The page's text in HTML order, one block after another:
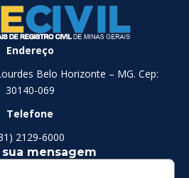
Endereço
Belo Horizonte – MG. Cep:
30140-069
Telefone
2129-6000
sua mensagem